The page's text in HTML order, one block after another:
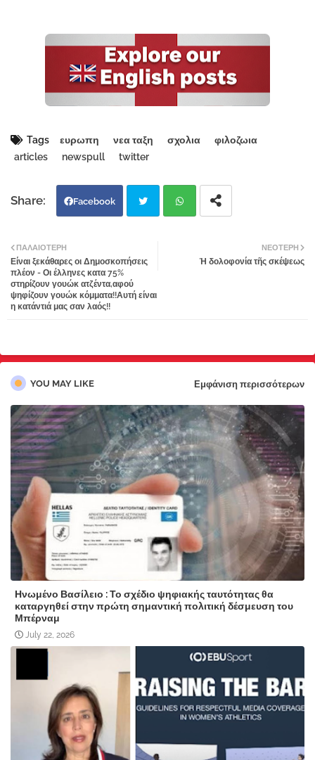
Tags ευρωπη νεα ταξη σχολια
φιλοζωια
articles
newspull twitter
Facebook
tter
ΝΕΌΤΕΡΗ
Ἡ δολοφονία τῆς σκέψεως
ΠΑΛΑΙΌΤΕΡΗ
Είναι ξεκάθαρες οι Δημοσκοπήσεις
πλέον - Οι έλληνες κατα 75%
στηρίζουν γουώκ ατζέντα,αφού
ψηφίζουν γουώκ κόμματα!!Αυτή είναι
η κατάντιά μας σαν λαός!!
YOU MAY LIKE Εμφάνιση περισσότερων
Ηνωμένο Βασίλειο : Το σχέδιο ψηφιακής ταυτότητας θα
καταργηθεί στην πρώτη σημαντική πολιτική δέσμευση του
Μπέρναμ
July 22, 2026